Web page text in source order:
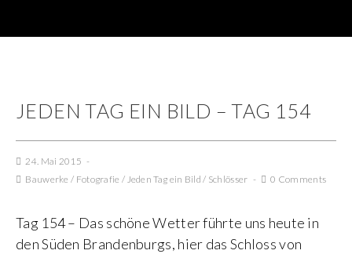
JEDEN TAG EIN BILD – TAG 154
24. Mai 2015
Bauwerke / Fotografie / Jeden Tag ein Bild / Schlösser 0 Comments
Tag 154 – Das schöne Wetter führte uns heute in
den Süden Brandenburgs, hier das Schloss von